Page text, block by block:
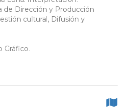
de Dirección y Producción
cultural, Difusión y
Gráfico.